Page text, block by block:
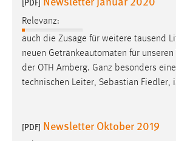
Relevanz:
auch die Zusage für weitere tausend
neuen Getränkeautomaten für unseren
der OTH Amberg. Ganz besonders
technischen Leiter, Sebastian Fiedler,
[PDF] Newsletter Oktober 2019
Google Ads
Name:
_gcl_au